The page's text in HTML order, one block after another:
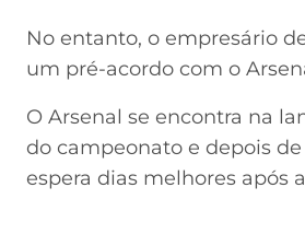
No entanto, o empresário
um pré-acordo com o
O Arsenal se encontra na
do campeonato e depois
espera dias melhores após